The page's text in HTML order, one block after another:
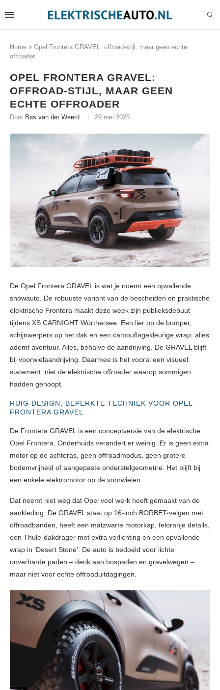
Home » Opel Frontera GRAVEL: offroad-stijl, maar geen echte
offroader
OPEL FRONTERA GRAVEL:
OFFROAD-STIJL, MAAR GEEN
ECHTE OFFROADER
Door Bas van der Weerd 29 mei 2025
De Opel Frontera GRAVEL is wat je noemt een opvallende
showauto. De robuuste variant van de bescheiden en praktische
elektrische Frontera maakt deze week zijn publieksdebuut
tijdens XS CARNIGHT Wörthersee. Een lier op de bumper,
schijnwerpers op het dak en een camouflagekleurige wrap: alles
ademt avontuur. Alles, behalve de aandrijving. De GRAVEL blijft
bij voorwielaandrijving. Daarmee is het vooral een visueel
statement, niet de elektrische offroader waarop sommigen
hadden gehoopt.
RUIG DESIGN, BEPERKTE TECHNIEK VOOR OPEL
FRONTERA GRAVEL
De Frontera GRAVEL is een conceptversie van de elektrische
Opel Frontera. Onderhuids verandert er weinig. Er is geen extra
motor op de achteras, geen offroadmodus, geen grotere
bodemvrijheid of aangepaste onderstelgeometrie. Het blijft bij
een enkele elektromotor op de voorwielen.
Dat neemt niet weg dat Opel veel werk heeft gemaakt van de
aankleding. De GRAVEL staat op 16-inch BORBET-velgen met
offroadbanden, heeft een matzwarte motorkap, feloranje details,
een Thule-dakdrager met extra verlichting en een opvallende
wrap in ‘Desert Stone’. De auto is bedoeld voor lichte
onverharde paden – denk aan bospaden en gravelwegen –
maar niet voor echte offroaduitdagingen.